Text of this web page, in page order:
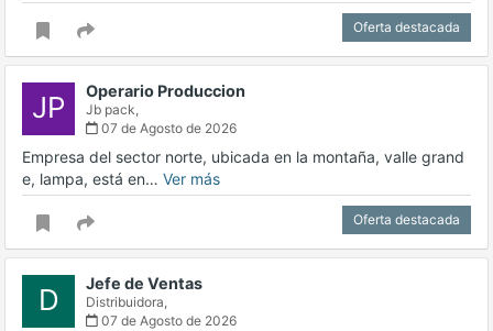
Oferta destacada
JP Operario Produccion
Jb pack,
07 de Agosto de 2026
Empresa del sector norte, ubicada en la montaña, valle grand
e, lampa, está en… Ver más
Oferta destacada
D Jefe de Ventas
Distribuidora,
07 de Agosto de 2026